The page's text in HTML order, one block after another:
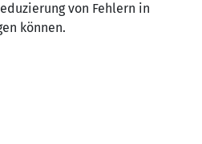
von Fehlern in
können.